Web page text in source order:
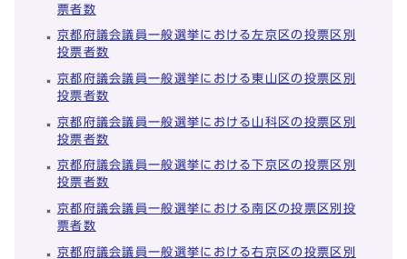
票者数
京都府議会議員一般選挙における左京区の投票区別
投票者数
京都府議会議員一般選挙における東山区の投票区別
投票者数
京都府議会議員一般選挙における山科区の投票区別
投票者数
京都府議会議員一般選挙における下京区の投票区別
投票者数
京都府議会議員一般選挙における南区の投票区別投
票者数
京都府議会議員一般選挙における右京区の投票区別